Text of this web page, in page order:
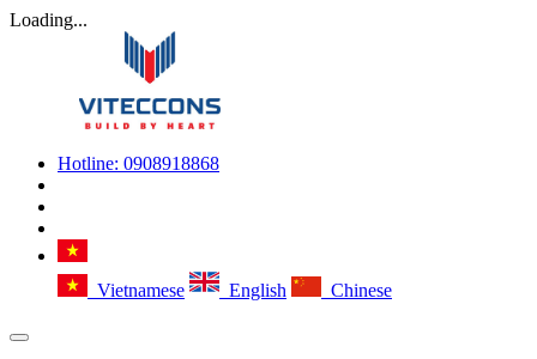
Loading...
Hotline: 0908918868
Vietnamese English Chinese